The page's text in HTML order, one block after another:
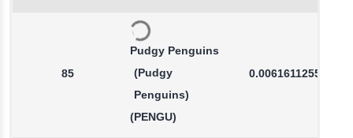
85
Pudgy Penguins
(Pudgy
Penguins)
(PENGU)
0.0061611255